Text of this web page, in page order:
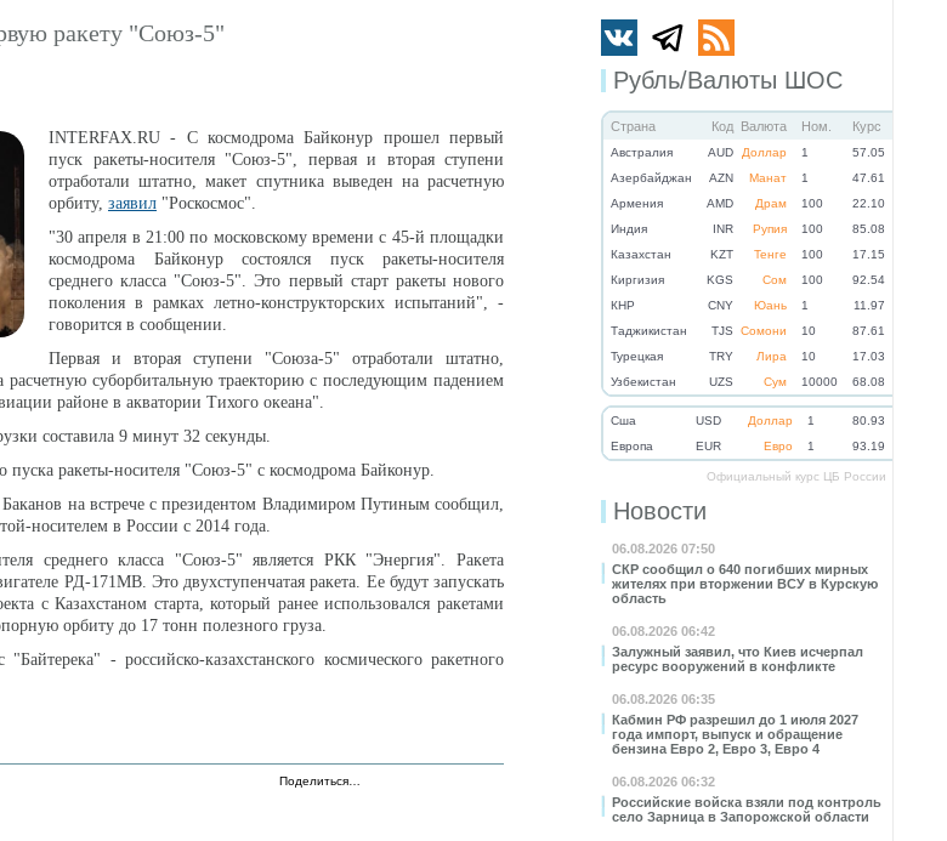
Рубль/Валюты ШОС
Страна Код Валюта Ном. Курс
Австралия AUD Доллар 1
57.05
Азербайджан
AZN Манат 1
47.61
Армения
AMD Драм 100
22.10
Индия
INR Рупия 100
85.08
Казахстан
KZT Тенге 100
17.15
Киргизия
KGS Сом 100
92.54
КНР
CNY Юань 1
11.97
Таджикистан
TJS Сомони 10
87.61
Турецкая
TRY Лира 10
17.03
Узбекистан
UZS Сум 10000 68.08
Cша USD Доллар 1
80.93
Eвропа
EUR Евро 1 93.19
Официальный курс ЦБ России
Новости
06.08.2026 07:50
СКР сообщил о 640 погибших мирных
жителях при вторжении ВСУ в Курскую
область
06.08.2026 06:42
Залужный заявил, что Киев исчерпал
ресурс вооружений в конфликте
06.08.2026 06:35
Кабмин РФ разрешил до 1 июля 2027
года импорт, выпуск и обращение
бензина Евро 2, Евро 3, Евро 4
06.08.2026 06:32
Российские войска взяли под контроль
село Зарница в Запорожской области
ракету "Союз-5"
INTERFAX.RU - С космодрома Байконур прошел первый
пуск ракеты-носителя "Союз-5", первая и вторая ступени
отработали штатно, макет спутника выведен на расчетную
орбиту, заявил "Роскосмос".
"30 апреля в 21:00 по московскому времени с 45-й площадки
космодрома Байконур состоялся пуск ракеты-носителя
среднего класса "Союз-5". Это первый старт ракеты нового
поколения в рамках летно-конструкторских испытаний", -
говорится в сообщении.
Первая и вторая ступени "Союза-5" отработали штатно,
расчетную суборбитальную траекторию с последующим падением
районе в акватории Тихого океана".
составила 9 минут 32 секунды.
пуска ракеты-носителя "Союз-5" с космодрома Байконур.
на встрече с президентом Владимиром Путиным сообщил,
носителем в России с 2014 года.
среднего класса "Союз-5" является РКК "Энергия". Ракета
РД-171МВ. Это двухступенчатая ракета. Ее будут запускать
с Казахстаном старта, который ранее использовался ракетами
орбиту до 17 тонн полезного груза.
- российско-казахстанского космического ракетного
Поделиться…